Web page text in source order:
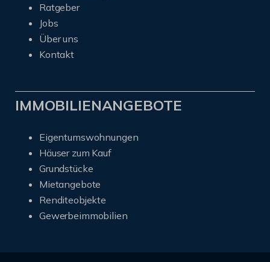
Ratgeber
Jobs
Über uns
Kontakt
IMMOBILIENANGEBOTE
Eigentumswohnungen
Häuser zum Kauf
Grundstücke
Mietangebote
Renditeobjekte
Gewerbeimmobilien